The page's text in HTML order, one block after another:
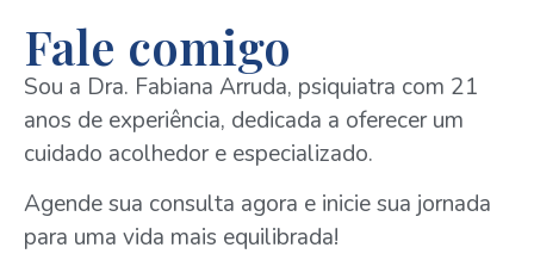
Fale comigo
Sou a Dra. Fabiana Arruda, psiquiatra com 21
anos de experiência, dedicada a oferecer um
cuidado acolhedor e especializado.
Agende sua consulta agora e inicie sua jornada
para uma vida mais equilibrada!